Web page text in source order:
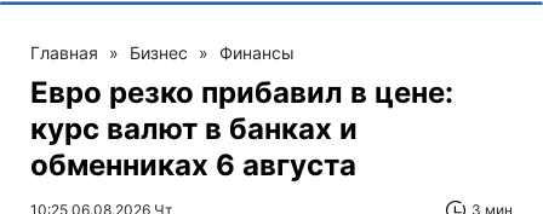
Главная » Бизнес » Финансы
Евро резко прибавил в цене:
курс валют в банках и
обменниках 6 августа
10:25 06.08.2026 Чт 3 мин